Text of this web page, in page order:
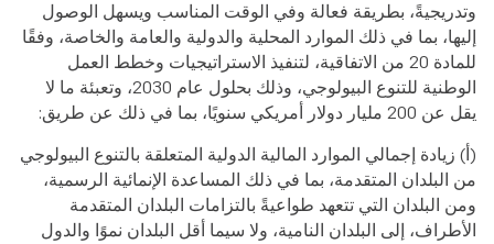
وتدريجيةً، بطريقة فعالة وفي الوقت المناسب ويسهل الوصول
إليها، بما في ذلك الموارد المحلية والدولية والعامة والخاصة، وفقًا
للمادة 20 من الاتفاقية، لتنفيذ الاستراتيجيات وخطط العمل
الوطنية للتنوع البيولوجي، وذلك بحلول عام 2030، وتعبئة ما لا
يقل عن 200 مليار دولار أمريكي سنويًا، بما في ذلك عن طريق:
(أ) زيادة إجمالي الموارد المالية الدولية المتعلقة بالتنوع البيولوجي
من البلدان المتقدمة، بما في ذلك المساعدة الإنمائية الرسمية،
ومن البلدان التي تتعهد طواعيةً بالتزامات البلدان المتقدمة
الأطراف، إلى البلدان النامية، ولا سيما أقل البلدان نموًا والدول